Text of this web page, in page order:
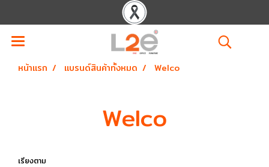
หน้าแรก แบรนด์สินค้าทั้งหมด Welco
Welco
เรียงตาม